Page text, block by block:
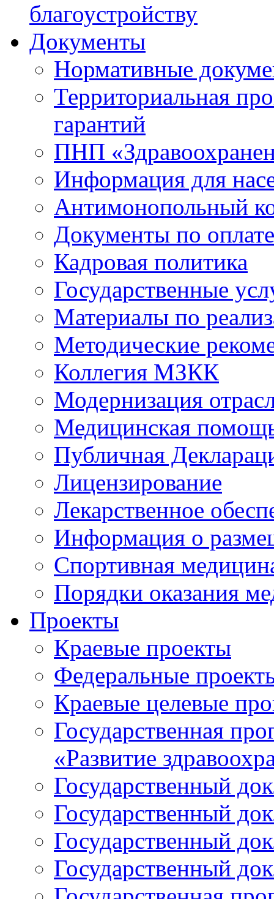
благоустройству
Документы
Нормативные
Территориальная
гарантий
ПНП
Информация для
Антимонопольный
Документы по
Кадровая политика
Государственные
Материалы по
Методические
Коллегия МЗКК
Модернизация
Медицинская
Публичная
Лицензирование
Лекарственное
Информация о
Спортивная
Порядки оказания
Проекты
Краевые проекты
Федеральные
Краевые целевые
Государственная
«Развитие
Государственный
Государственный
Государственный
Государственный